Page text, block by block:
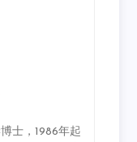
士，1986年起